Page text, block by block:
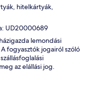
hitelkártyák,
UD20000689
lemondási
fogyasztók jogairól szóló
az elállási jog.